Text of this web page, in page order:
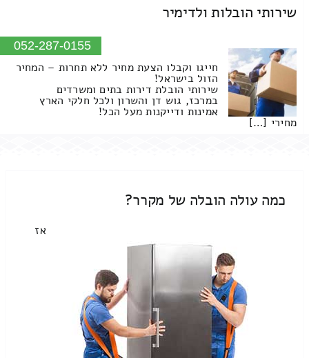
שירותי הובלות ולדימיר
052-287-0155
חייגו וקבלו הצעת מחיר ללא תחרות – המחיר
הזול בישראל!
שירותי הובלת דירות בתים ומשרדים
במרכז, גוש דן והשרון ולכל חלקי הארץ
אמינות ודייקנות מעל הכל!
מחירי […]
כמה עולה הובלה של מקרר?
אז